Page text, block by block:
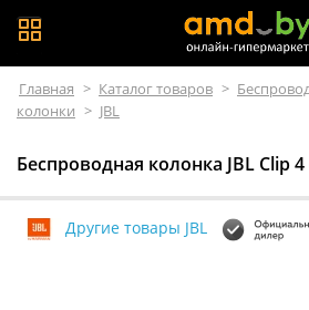
Главная > Каталог товаров >
колонки > JBL
Беспроводная колонка JBL Clip
Другие товары JBL